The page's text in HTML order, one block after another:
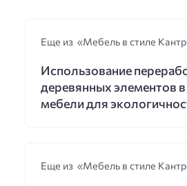
Еще из «Мебель в стиле
Использование
деревянных элементов
мебели для
Еще из «Мебель в стиле